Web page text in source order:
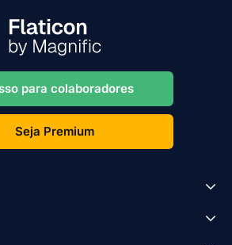
para colaboradores
Seja Premium